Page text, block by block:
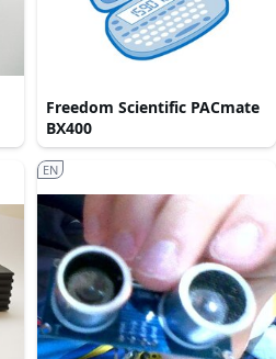
Freedom Scientific PACmate
BX400
EN